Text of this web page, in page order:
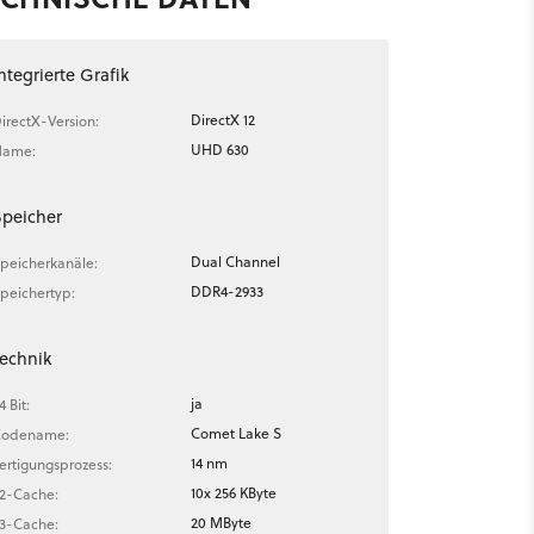
Grafik
Version:
DirectX 12
UHD 630
Dual Channel
DDR4-2933
Bit:
ja
Comet Lake S
14 nm
Cache:
10x 256 KByte
Cache:
20 MByte